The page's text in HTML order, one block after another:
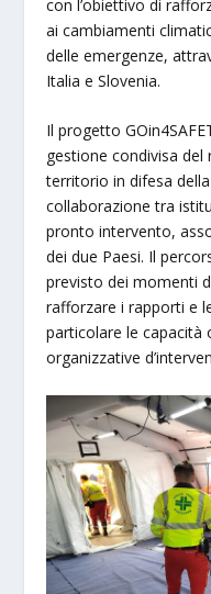
con l’obiettivo di
ai cambiamenti
delle emergenze,
Italia e Slovenia.
Il progetto
gestione condivisa del
territorio in difesa
collaborazione tra
pronto intervento,
dei due Paesi. Il
previsto dei momenti
rafforzare i rapporti e
particolare le capacità
organizzative